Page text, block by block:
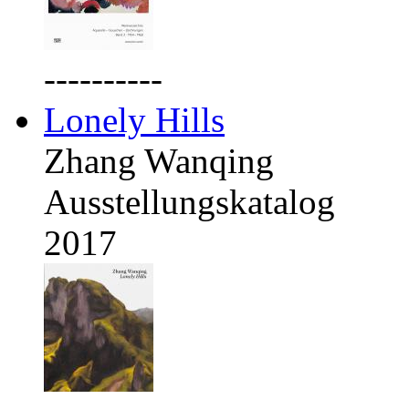
----------
Lonely Hills
Zhang Wanqing
Ausstellungskatalog
2017